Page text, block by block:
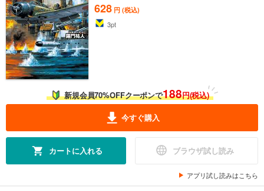
628 円 (税込)
3pt
新規会員70%OFFクーポンで188円(税込)
今すぐ購入
カートに入れる ブラウザ試し読み
アプリ試し読みはこちら